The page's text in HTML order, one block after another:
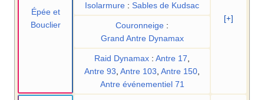
Épée et
Bouclier
[+]
Isolarmure : Sables de Kudsac
Couronneige :
Grand Antre Dynamax
Raid Dynamax : Antre 17,
Antre 93, Antre 103, Antre 150,
Antre événementiel 71